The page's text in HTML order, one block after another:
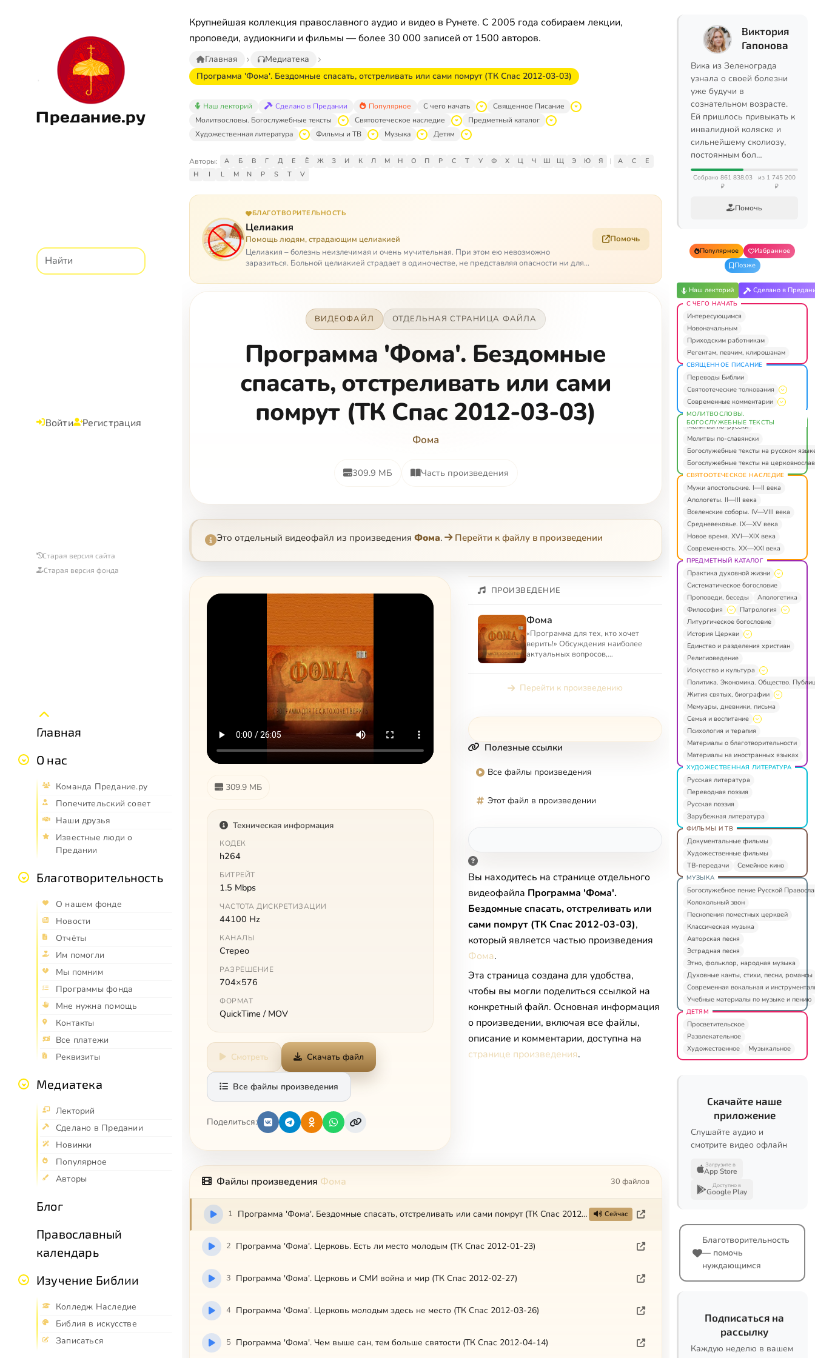
Предание.ру
Войти Регистрация
Старая версия сайта
Старая версия фонда
Главная
О нас
Команда Предание.ру
Попечительский совет
Наши друзья
Известные люди о
Предании
Благотворительность
О нашем фонде
Новости
Отчёты
Им помогли
Мы помним
Программы фонда
Мне нужна помощь
Контакты
Все платежи
Реквизиты
Медиатека
Лекторий
Сделано в Предании
Новинки
Популярное
Авторы
Блог
Православный
календарь
Изучение Библии
Колледж Наследие
Библия в искусстве
Записаться
Крупнейшая коллекция православного аудио и видео в Рунете. С 2005 года собираем лекции,
проповеди, аудиокниги и фильмы — более 30 000 записей от 1500 авторов.
Главная
Медиатека
Программа 'Фома'. Бездомные спасать, отстреливать или сами помрут (ТК Спас 2012-03-03)
Наш лекторий Сделано в Предании Популярное С чего начать
Священное Писание
Молитвословы. Богослужебные тексты
Святоотеческое наследие
Предметный каталог
Художественная литература
Фильмы и ТВ Музыка Детям
Авторы: А Б В Г Д Е Ё Ж З И К Л М Н О П Р С Т У Ф Х Ц Ч Ш Щ Э Ю Я | A C
E
H
I L M N P S T V
БЛАГОТВОРИТЕЛЬНОСТЬ
Целиакия
Помощь людям, страдающим целиакией
Целиакия – болезнь неизлечимая и очень мучительная. При этом ею невозможно
заразиться. Больной целиакией страдает в одиночестве, не представляя опасности ни для
Помочь
ВИДЕОФАЙЛ ОТДЕЛЬНАЯ СТРАНИЦА ФАЙЛА
Программа 'Фома'. Бездомные
спасать, отстреливать или сами
помрут (ТК Спас 2012-03-03)
Фома
309.9 МБ Часть произведения
Это отдельный видеофайл из произведения Фома. Перейти к файлу в произведении
309.9 МБ
Техническая информация
КОДЕК
h264
БИТРЕЙТ
1.5 Mbps
ЧАСТОТА ДИСКРЕТИЗАЦИИ
44100 Hz
КАНАЛЫ
Стерео
РАЗРЕШЕНИЕ
704×576
ФОРМАТ
QuickTime / MOV
Смотреть Скачать файл
Все файлы произведения
Поделиться:
ПРОИЗВЕДЕНИЕ
Фома
«Программа для тех, кто хочет
верить!» Обсуждения наиболее
актуальных вопросов,
Перейти к произведению
Полезные ссылки
Все файлы произведения
Этот файл в произведении
Вы находитесь на странице отдельного
видеофайла Программа 'Фома'.
Бездомные спасать, отстреливать или
сами помрут (ТК Спас 2012-03-03),
который является частью произведения
Фома.
Эта страница создана для удобства,
чтобы вы могли поделиться ссылкой на
конкретный файл. Основная информация
о произведении, включая все файлы,
описание и комментарии, доступна на
странице произведения.
Файлы произведения Фома 30 файлов
1 Программа 'Фома'. Бездомные спасать, отстреливать или сами помрут (ТК Спас 2012-03-03) Сейчас
2 Программа 'Фома'. Церковь. Есть ли место молодым (ТК Спас 2012-01-23)
3 Программа 'Фома'. Церковь и СМИ война и мир (ТК Спас 2012-02-27)
4 Программа 'Фома'. Церковь молодым здесь не место (ТК Спас 2012-03-26)
5 Программа 'Фома'. Чем выше сан, тем больше святости (ТК Спас 2012-04-14)
Виктория
Гапонова
Вика из Зеленограда
узнала о своей болезни
уже будучи в
сознательном возрасте.
Ей пришлось привыкать к
инвалидной коляске и
сильнейшему сколиозу,
постоянным бол…
Собрано 861 838,03
₽
из 1 745 200
₽
Помочь
Популярное
Избранное
Позже
Наш лекторий Сделано в
С ЧЕГО НАЧАТЬ
Интересующимся
Новоначальным
Приходским работникам
Регентам, певчим, клирошанам
СВЯЩЕННОЕ ПИСАНИЕ
Переводы Библии
Святоотеческие толкования
Современные комментарии
МОЛИТВОСЛОВЫ.
БОГОСЛУЖЕБНЫЕ ТЕКСТЫ
Молитвы по-русски
Молитвы по-славянски
Богослужебные тексты на русском
Богослужебные тексты на
СВЯТООТЕЧЕСКОЕ НАСЛЕДИЕ
Мужи апостольские. I—II века
Апологеты. II—III века
Вселенские соборы. IV—VIII века
Средневековье. IX—XV века
Новое время. XVI—XIX века
Современность. XX—XXI века
ПРЕДМЕТНЫЙ КАТАЛОГ
Практика духовной жизни
Систематическое богословие
Проповеди, беседы
Апологетика
Философия
Патрология
Литургическое богословие
История Церкви
Единство и разделения христиан
Религиоведение
Искусство и культура
Политика. Экономика. Общество.
Жития святых, биографии
Мемуары, дневники, письма
Семья и воспитание
Психология и терапия
Материалы о благотворительности
Материалы на иностранных языках
ХУДОЖЕСТВЕННАЯ ЛИТЕРАТУРА
Русская литература
Переводная поэзия
Русская поэзия
Зарубежная литература
ФИЛЬМЫ И ТВ
Документальные фильмы
Художественные фильмы
ТВ-передачи
Семейное кино
МУЗЫКА
Богослужебное пение Русской
Колокольный звон
Песнопения поместных церквей
Классическая музыка
Авторская песня
Эстрадная песня
Этно, фольклор, народная музыка
Духовные канты, стихи, песни, романсы
Современная вокальная и
Учебные материалы по музыке и пению
ДЕТЯМ
Просветительское
Развлекательное
Художественное
Музыкальное
Скачайте наше
приложение
Слушайте аудио и
смотрите видео офлайн
Загрузите в
App Store
Доступно в
Google Play
Благотворительность
— помочь
нуждающимся
Подписаться на
рассылку
Каждую неделю в вашем